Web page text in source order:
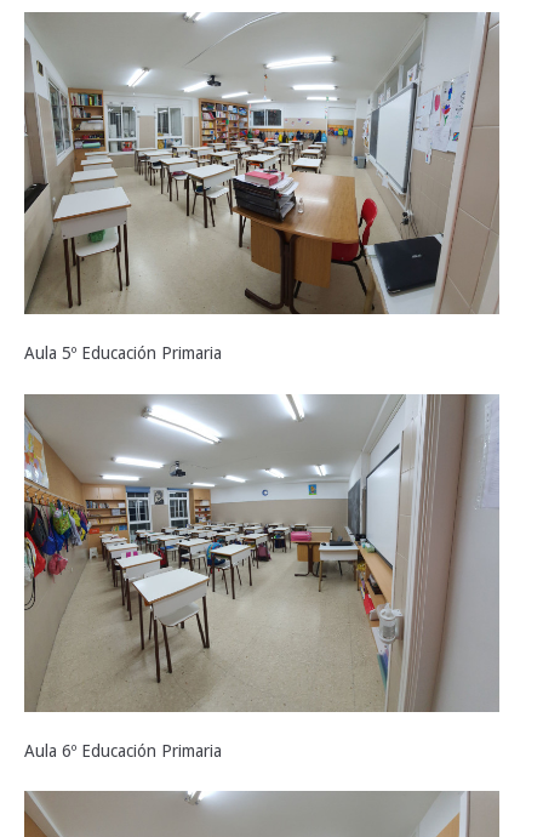
Aula 5º Educación Primaria
Aula 6º Educación Primaria